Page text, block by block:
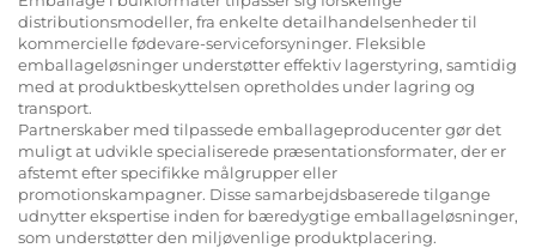
distributionsmodeller, fra enkelte detailhandelsenheder til
kommercielle fødevare-serviceforsyninger. Fleksible
emballageløsninger understøtter effektiv lagerstyring, samtidig
med at produktbeskyttelsen opretholdes under lagring og
transport.
Partnerskaber med tilpassede emballageproducenter gør det
muligt at udvikle specialiserede præsentationsformater, der er
afstemt efter specifikke målgrupper eller
promotionskampagner. Disse samarbejdsbaserede tilgange
udnytter ekspertise inden for bæredygtige emballageløsninger,
som understøtter den miljøvenlige produktplacering.